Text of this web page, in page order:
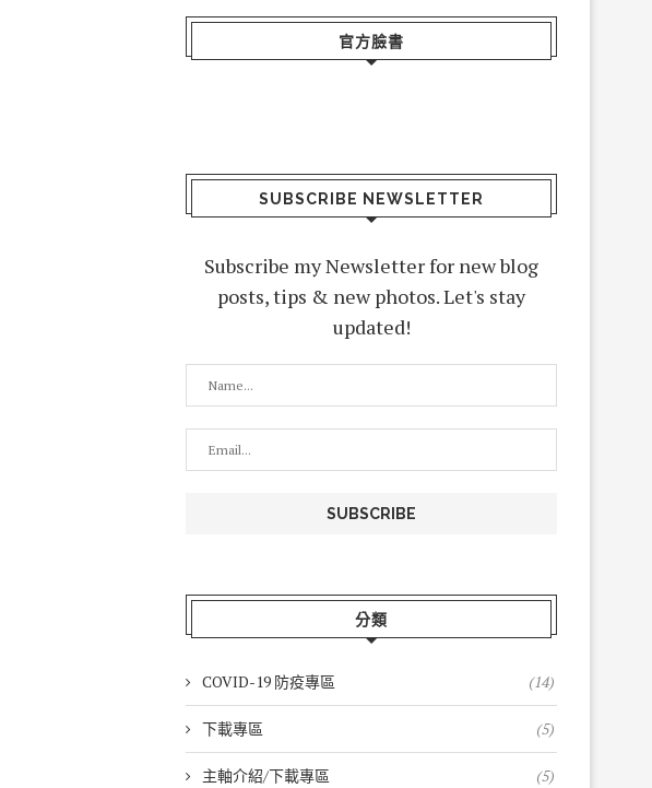
官方臉書
SUBSCRIBE NEWSLETTER
Subscribe my Newsletter for new blog
posts, tips & new photos. Let's stay
updated!
分類
COVID-19 防疫專區 (14)
下載專區 (5)
主軸介紹/下載專區 (5)